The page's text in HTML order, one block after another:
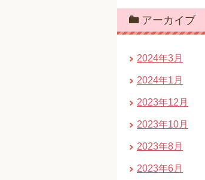
アーカイブ
2024年3月
2024年1月
2023年12月
2023年10月
2023年8月
2023年6月